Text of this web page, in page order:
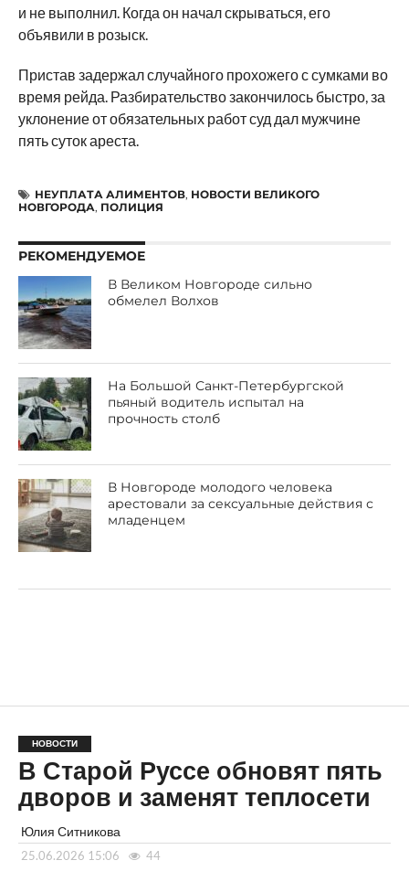
и не выполнил. Когда он начал скрываться, его
объявили в розыск.
Пристав задержал случайного прохожего с сумками во
время рейда. Разбирательство закончилось быстро, за
уклонение от обязательных работ суд дал мужчине
пять суток ареста.
НЕУПЛАТА АЛИМЕНТОВ, НОВОСТИ ВЕЛИКОГО
НОВГОРОДА, ПОЛИЦИЯ
РЕКОМЕНДУЕМОЕ
В Великом Новгороде сильно
обмелел Волхов
На Большой Санкт-Петербургской
пьяный водитель испытал на
прочность столб
В Новгороде молодого человека
арестовали за сексуальные действия с
младенцем
НОВОСТИ
В Старой Руссе обновят пять
дворов и заменят теплосети
Юлия Ситникова
25.06.2026 15:06 44